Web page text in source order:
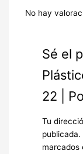
No hay
Sé el
22 |
Tu
publicada.
marcados